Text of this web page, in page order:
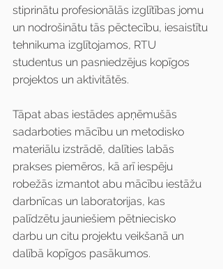
stiprinātu profesionālās izglītības jomu
un nodrošinātu tās pēctecību, iesaistītu
tehnikuma izglītojamos, RTU
studentus un pasniedzējus kopīgos
projektos un aktivitātēs.
Tāpat abas iestādes apņēmušās
sadarboties mācību un metodisko
materiālu izstrādē, dalīties labās
prakses piemēros, kā arī iespēju
robežās izmantot abu mācību iestāžu
darbnīcas un laboratorijas, kas
palīdzētu jauniešiem pētniecisko
darbu un citu projektu veikšanā un
dalībā kopīgos pasākumos.